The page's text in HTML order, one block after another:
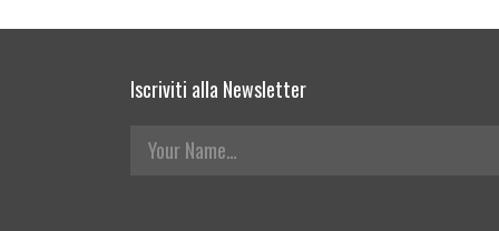
Iscriviti alla Newsletter
Your Name